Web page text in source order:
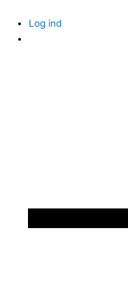
content
Log ind